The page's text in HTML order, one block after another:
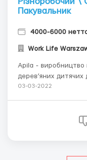
Пакувальник
4000-6000
Work Life
Apila - виробництво меблів, дитячих майданчиків ,
дерев’яних дитячих
виробів з дерева. ОБОВ'ЯЗКИ: -Складання садових
дерев’яних
03-03-2022